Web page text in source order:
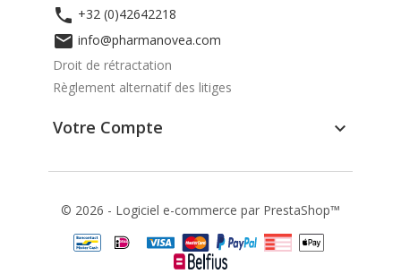
 +32 (0)42642218
 info@pharmanovea.com
Droit de rétractation
Règlement alternatif des litiges
Votre Compte 
© 2026 - Logiciel e-commerce par PrestaShop™